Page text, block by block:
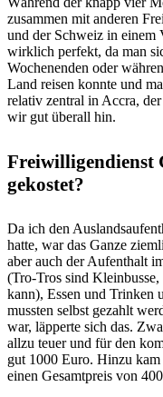
zusammen mit anderen
und der Schweiz in einem
wirklich perfekt, da man
Wochenenden oder
Land reisen konnte und
relativ zentral in Accra,
wir gut überall hin.
Freiwilligendienst
gekostet?
Da ich den
hatte, war das Ganze
aber auch der Aufenthalt
(Tro-Tros sind
kann), Essen und Trinken
mussten selbst gezahlt
war, läpperte sich das.
allzu teuer und für den
gut 1000 Euro. Hinzu kam
einen Gesamtpreis von